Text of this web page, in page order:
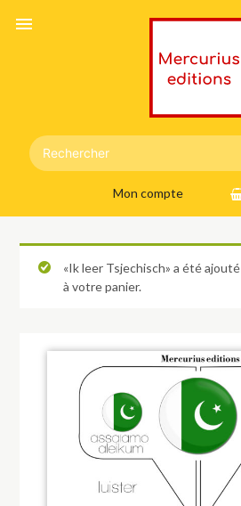
menu
Mon compte
«Ik leer Tsjechisch» a été ajouté
à votre panier.